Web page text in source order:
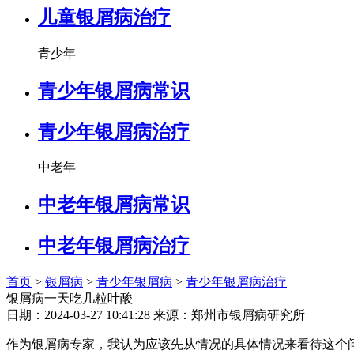
儿童银屑病治疗
青少年
青少年银屑病常识
青少年银屑病治疗
中老年
中老年银屑病常识
中老年银屑病治疗
首页 > 银屑病 > 青少年银屑病 > 青少年银屑病治疗
银屑病一天吃几粒叶酸
日期：2024-03-27 10:41:28 来源：郑州市银屑病研究所
作为银屑病专家，我认为应该先从情况的具体情况来看待这个